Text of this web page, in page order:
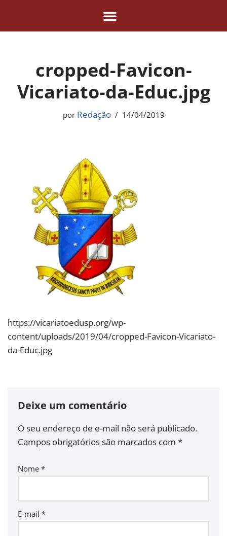
conteúdocropped-Favicon-
Vicariato-da-Educ.jpg
por Redação 14/04/2019
https://vicariatoedusp.org/wp-
content/uploads/2019/04/cropped-Favicon-Vicariato-
da-Educ.jpg
Deixe um comentário
O seu endereço de e-mail não será publicado.
Campos obrigatórios são marcados com *
Nome *
E-mail *